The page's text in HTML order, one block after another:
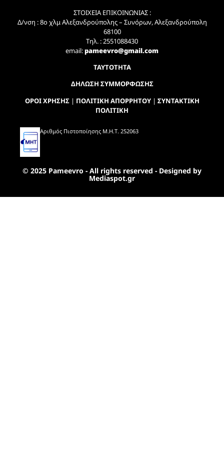
ΣΤΟΙΧΕΙΑ ΕΠΙΚΟΙΝΩΝΙΑΣ :
Δ/νση : 8ο χλμ Αλεξανδρούπολης – Συνόρων, Αλεξανδρούπολη
68100
Τηλ. : 2551088430
email:pameevro@gmail.com
ΤΑΥΤΟΤΗΤΑ
ΔΗΛΩΣΗ ΣΥΜΜΟΡΦΩΣΗΣ
ΟΡΟΙ ΧΡΗΣΗΣ| ΠΟΛΙΤΙΚΗ ΑΠΟΡΡΗΤΟΥ| ΣΥΝΤΑΚΤΙΚΗ
ΠΟΛΙΤΙΚΗ
Αριθμός Πιστοποίησης Μ.Η.Τ. 252063
© 2025 Pameevro - All rights reserved - Designed by
Mediaspot.gr